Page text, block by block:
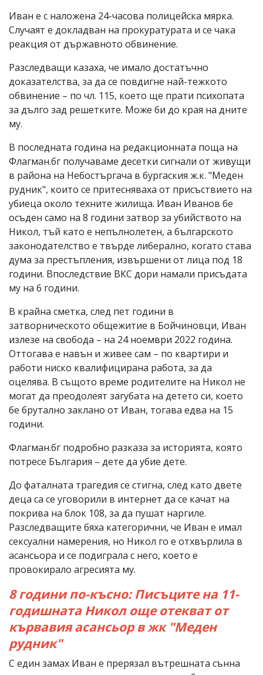
Иван е с наложена 24-часова полицейска мярка.
Случаят е докладван на прокуратурата и се чака
реакция от държавното обвинение.
Разследващи казаха, че имало достатъчно
доказателства, за да се повдигне най-тежкото
обвинение – по чл. 115, което ще прати психопата
за дълго зад решетките. Може би до края на дните
му.
В последната година на редакционната поща на
Флагман.бг получаваме десетки сигнали от живущи
в района на Небостъргача в бургаския ж.к. "Меден
рудник", които се притесняваха от присъствието на
убиеца около техните жилища. Иван Иванов бе
осъден само на 8 години затвор за убийството на
Никол, тъй като е непълнолетен, а българското
законодателство е твърде либерално, когато става
дума за престъпления, извършени от лица под 18
години. Впоследствие ВКС дори намали присъдата
му на 6 години.
В крайна сметка, след пет години в
затворническото общежитие в Бойчиновци, Иван
излезе на свобода – на 24 ноември 2022 година.
Оттогава е навън и живее сам – по квартири и
работи ниско квалифицирана работа, за да
оцелява. В същото време родителите на Никол не
могат да преодолеят загубата на детето си, което
бе брутално заклано от Иван, тогава едва на 15
години.
Флагман.бг подробно разказа за историята, която
потресе България – дете да убие дете.
До фаталната трагедия се стигна, след като двете
деца са се уговорили в интернет да се качат на
покрива на блок 108, за да пушат наргиле.
Разследващите бяха категорични, че Иван е имал
сексуални намерения, но Никол го е отхвърлила в
асансьора и се подиграла с него, което е
провокирало агресията му.
8 години по-късно: Писъците на 11-
годишната Никол още отекват от
кървавия асансьор в жк "Меден
рудник"
С един замах Иван е прерязал вътрешната сънна